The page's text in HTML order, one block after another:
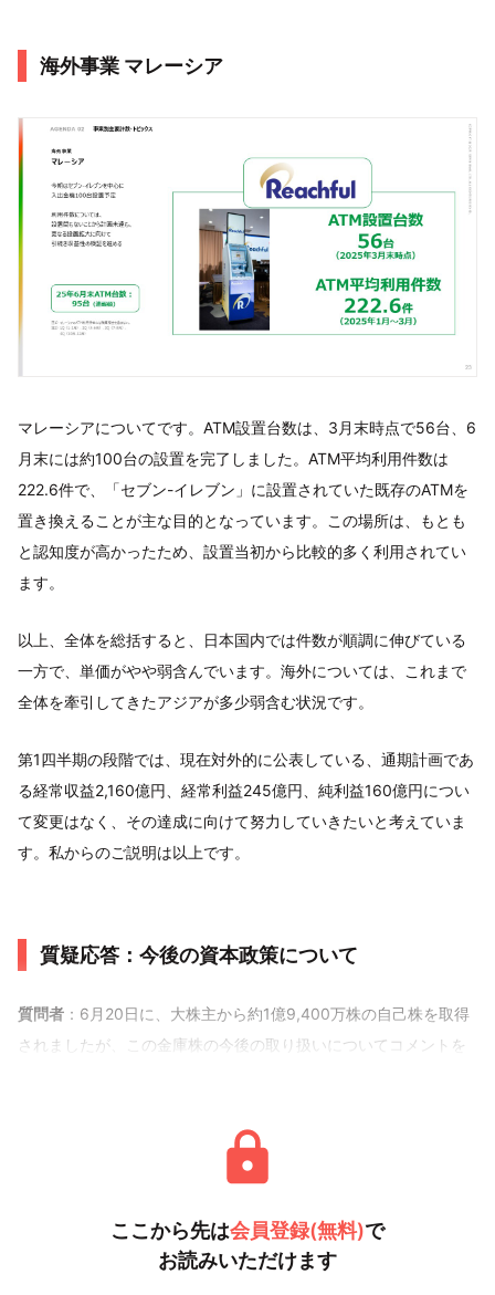
海外事業 マレーシア
マレーシアについてです。ATM設置台数は、3月末時点で56台、6
月末には約100台の設置を完了しました。ATM平均利用件数は
222.6件で、「セブン-イレブン」に設置されていた既存のATMを
置き換えることが主な目的となっています。この場所は、もとも
と認知度が高かったため、設置当初から比較的多く利用されてい
ます。
以上、全体を総括すると、日本国内では件数が順調に伸びている
一方で、単価がやや弱含んでいます。海外については、これまで
全体を牽引してきたアジアが多少弱含む状況です。
第1四半期の段階では、現在対外的に公表している、通期計画であ
る経常収益2,160億円、経常利益245億円、純利益160億円につい
て変更はなく、その達成に向けて努力していきたいと考えていま
す。私からのご説明は以上です。
質疑応答：今後の資本政策について
質問者 ：6月20日に、大株主から約1億9,400万株の自己株を取得
されましたが、この金庫株の今後の取り扱いについてコメントを
ここから先は会員登録(無料)で
お読みいただけます